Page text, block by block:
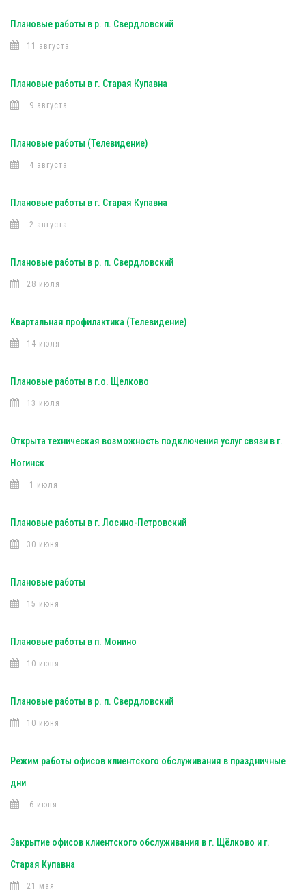
Плановые работы в р. п. Свердловский
11 августа
Плановые работы в г. Старая Купавна
9 августа
Плановые работы (Телевидение)
4 августа
Плановые работы в г. Старая Купавна
2 августа
Плановые работы в р. п. Свердловский
28 июля
Квартальная профилактика (Телевидение)
14 июля
Плановые работы в г.о. Щелково
13 июля
Открыта техническая возможность подключения услуг связи в г.
Ногинск
1 июля
Плановые работы в г. Лосино-Петровский
30 июня
Плановые работы
15 июня
Плановые работы в п. Монино
10 июня
Плановые работы в р. п. Свердловский
10 июня
Режим работы офисов клиентского обслуживания в праздничные
дни
6 июня
Закрытие офисов клиентского обслуживания в г. Щёлково и г.
Старая Купавна
21 мая